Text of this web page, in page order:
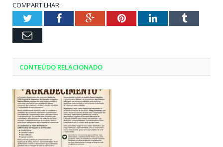
COMPARTILHAR:
TwitterFacebookGoogle+PinterestLinkedInTumblr
Email
CONTEÚDO RELACIONADO